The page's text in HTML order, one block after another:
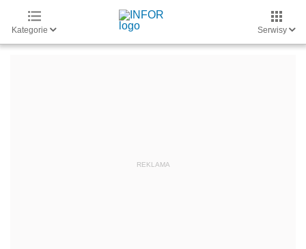
Kategorie Serwisy